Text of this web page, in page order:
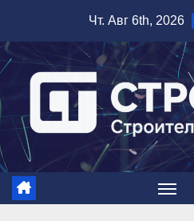
содержимому
Чт. Авг 6th, 2026